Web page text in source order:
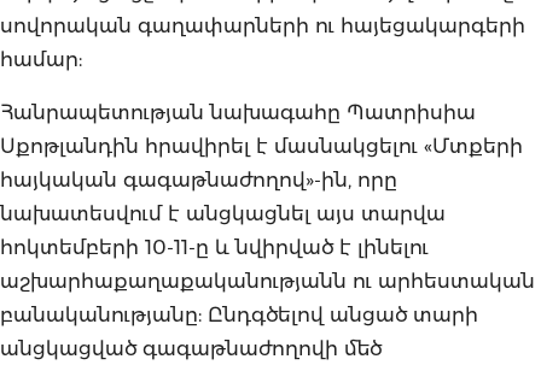
սովորական գաղափարների ու հայեցակարգերի
համար:
Հանրապետության նախագահը Պատրիսիա
Սքոթլանդին հրավիրել է մասնակցելու «Մտքերի
հայկական գագաթնաժողով»-ին, որը
նախատեսվում է անցկացնել այս տարվա
հոկտեմբերի 10-11-ը և նվիրված է լինելու
աշխարհաքաղաքականությանն ու արհեստական
բանականությանը: Ընդգծելով անցած տարի
անցկացված գագաթնաժողովի մեծ